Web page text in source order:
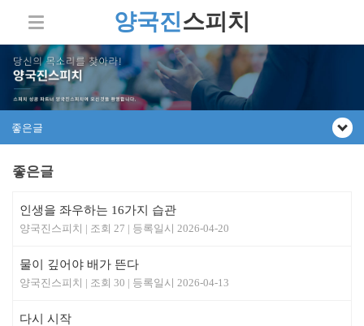
양국진스피치
좋은글
좋은글
인생을 좌우하는 16가지 습관
양국진스피치 27 2026-04-20
물이 깊어야 배가 뜬다
양국진스피치 30 2026-04-13
다시 시작